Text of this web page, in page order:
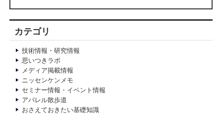
カテゴリ
技術情報・研究情報
思いつきラボ
メディア掲載情報
ニッセンケンメモ
セミナー情報・イベント情報
アパレル散歩道
おさえておきたい基礎知識